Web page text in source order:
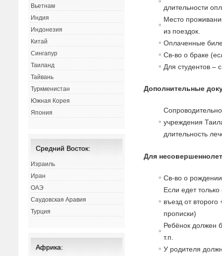
длительности
Место
из поездок.
Оплаченные
Св-во о браке
Для студентов –
Дополнительные
учреждения
длительность
Для
Св-во о
Если едет
въезд от
прописки)
Ребёнок должен
т.п.
У родителя
Вьетнам
Индия
Индонезия
Китай
Сингапур
Таиланд
Тайвань
Туркменистан
Южная Корея
Япония
Средний Восток:
Израиль
Иран
ОАЭ
Саудовская Аравия
Турция
Африка: